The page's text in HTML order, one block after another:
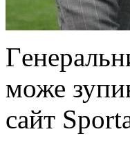
може
сайт